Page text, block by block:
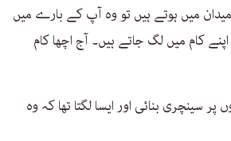
میں ہوتے ہیں تو وہ آپ کے بارے میں
کام میں لگ جاتے ہیں۔ آج اچھا کام
105 گیندوں پر سینچری بنائی اور ایسا لگتا تھا کہ وہ